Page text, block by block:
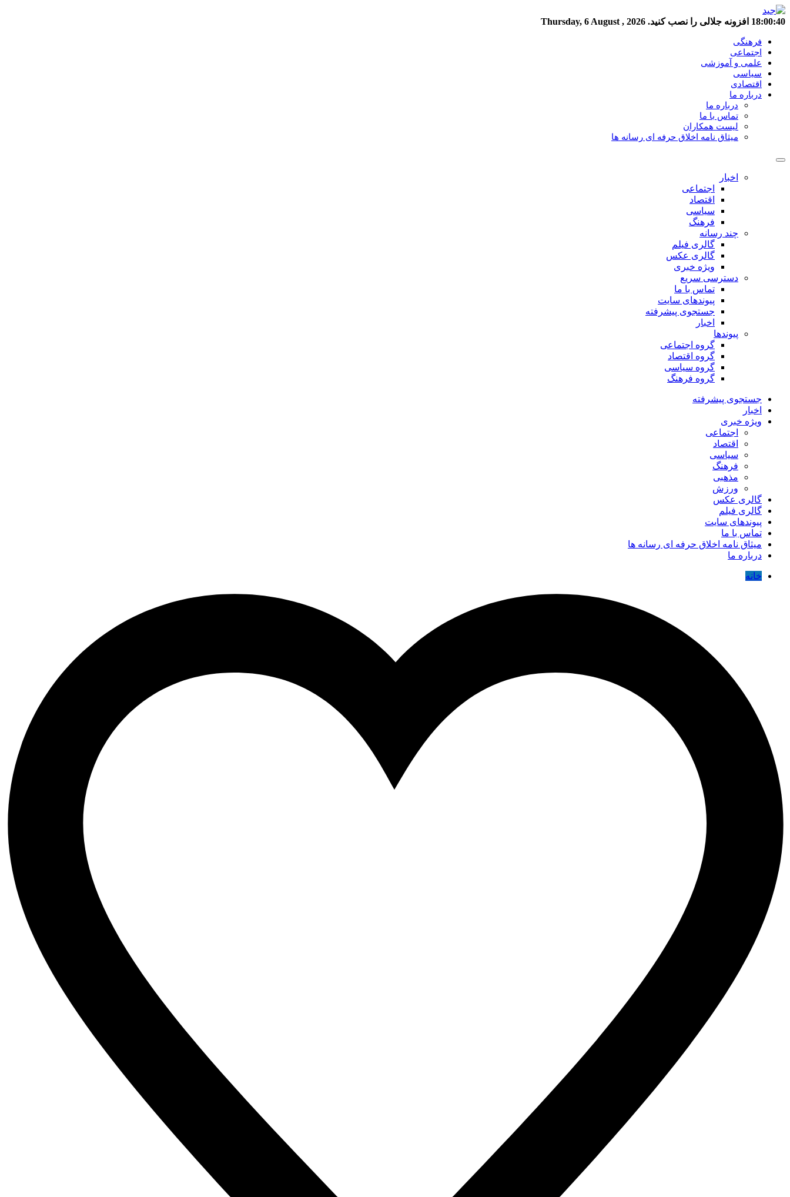
18:00:41 افزونه جلالی را نصب کنید. Thursday, 6 August , 2026
فرهنگی
اجتماعی
علمی و آموزشی
سیاسی
اقتصادی
درباره ما
درباره ما
تماس با ما
لیست همکاران
میثاق نامه اخلاق حرفه ای رسانه ها
اخبار
اجتماعی
اقتصاد
سیاسی
فرهنگ
چند رسانه
گالری فیلم
گالری عکس
ویژه خبری
دسترسی سریع
تماس با ما
پیوندهای سایت
جستجوی پیشرفته
اخبار
پیوندها
گروه اجتماعی
گروه اقتصاد
گروه سیاسی
گروه فرهنگ
جستجوی پیشرفته
اخبار
ویژه خبری
اجتماعی
اقتصاد
سیاسی
فرهنگ
مذهبی
ورزش
گالری عکس
گالری فیلم
پیوندهای سایت
تماس با ما
میثاق نامه اخلاق حرفه ای رسانه ها
درباره ما
خانه